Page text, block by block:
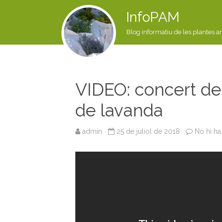
InfoPAM
Blog informatiu de les plantes
VIDEO: concert
de lavanda
admin 25 de juliol de 2018 No hi